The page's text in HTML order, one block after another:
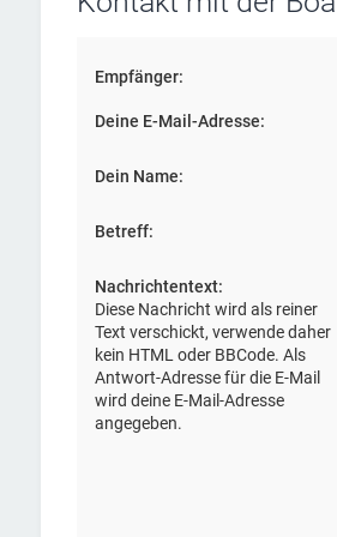
Empfänger:
Deine E-Mail-Adresse:
Dein Name:
Betreff:
Nachrichtentext:
Diese Nachricht wird als reiner
Text verschickt, verwende daher
kein HTML oder BBCode. Als
Antwort-Adresse für die E-Mail
wird deine E-Mail-Adresse
angegeben.